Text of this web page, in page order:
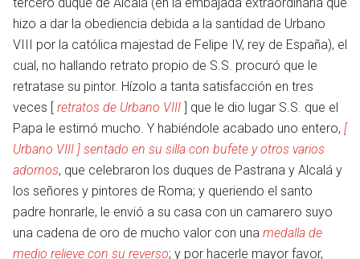
hizo a dar la obediencia debida a la santidad de Urbano
VIII por la católica majestad de Felipe IV, rey de España), el
cual, no hallando retrato propio de S.S. procuró que le
retratase su pintor. Hízolo a tanta satisfacción en tres
veces [ retratos de Urbano VIII ] que le dio lugar S.S. que el
Papa le estimó mucho. Y habiéndole acabado uno entero, [
Urbano VIII ] sentado en su silla con bufete y otros varios
adornos, que celebraron los duques de Pastrana y Alcalá y
los señores y pintores de Roma; y queriendo el santo
padre honrarle, le envió a su casa con un camarero suyo
una cadena de oro de mucho valor con una medalla de
medio relieve con su reverso; y por hacerle mayor favor,